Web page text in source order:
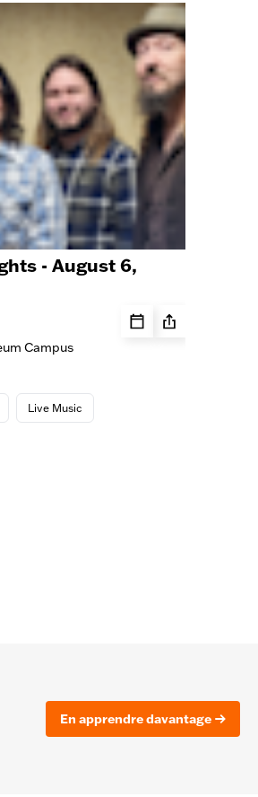
- August 6,
Campus
Live Music
En apprendre davantage